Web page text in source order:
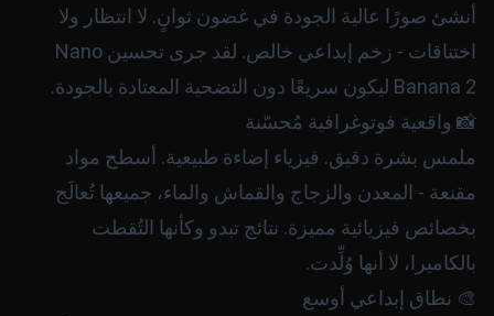
أنشئ صورًا عالية الجودة في غضون ثوانٍ. لا انتظار ولا
اختناقات - زخم إبداعي خالص. لقد جرى تحسين Nano
Banana 2 ليكون سريعًا دون التضحية المعتادة بالجودة.
📸 واقعية فوتوغرافية مُحسّنة
ملمس بشرة دقيق. فيزياء إضاءة طبيعية. أسطح مواد
مقنعة - المعدن والزجاج والقماش والماء، جميعها تُعالَج
بخصائص فيزيائية مميزة. نتائج تبدو وكأنها التُقطت
بالكاميرا، لا أنها وُلِّدت.
🎨 نطاق إبداعي أوسع